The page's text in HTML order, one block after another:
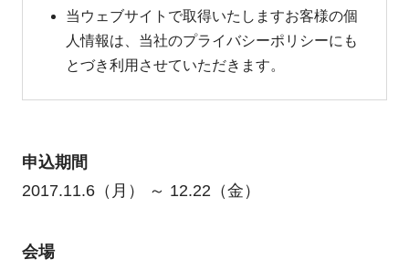
当ウェブサイトで取得いたしますお客様の個
人情報は、当社のプライバシーポリシーにも
とづき利用させていただきます。
申込期間
2017.11.6（月） ～ 12.22（金）
会場